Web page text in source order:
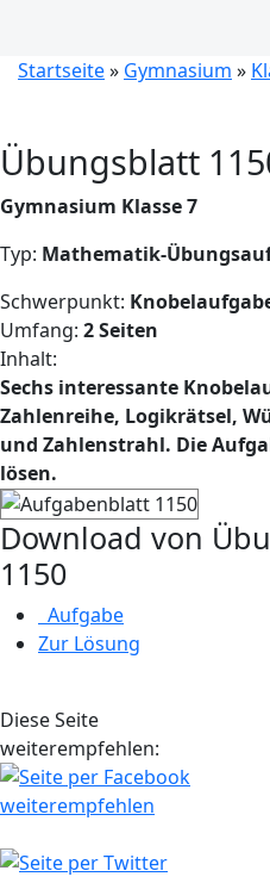
Startseite» Gymnasium »
Übungsblatt
Gymnasium Klasse 7
Typ: Mathematik-
Schwerpunkt:
Umfang: 2 Seiten
Inhalt:
Sechs interessante
Zahlenreihe, Logikrätsel,
und Zahlenstrahl. Die
lösen.
Download von
1150
Aufgabe
Zur Lösung
Diese Seite
weiterempfehlen: